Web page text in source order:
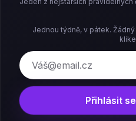
Jednou týdně, v pátek.
E-mail
Přihlásit